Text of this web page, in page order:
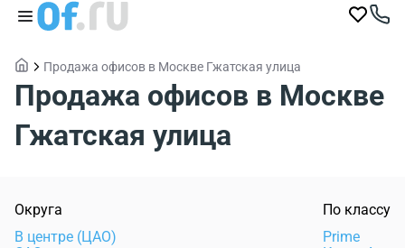
Продажа офисов в Москве Гжатская улица
Продажа офисов в Москве
Гжатская улица
Округа
В центре (ЦАО)
По классу
Prime